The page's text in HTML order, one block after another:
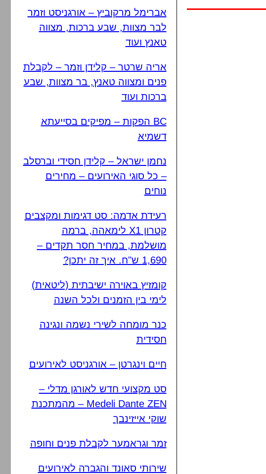
אברימל מרקוביץ – אורגניסט וזמר
לבר מצוות, שבע ברכות, מצווה
טאנץ ועוד
אריה שרטר – קלידן וזמר – לקבלת
פנים ומצווה טאנץ, בר מצוות, שבע
ברכות ועוד
BC הפקות – מפיקים בסייעתא
דשמיא
נחמן ישראל – קלידן חסידי וברסלב
– כל סוגי האירועים – מחירים
נוחים
רעידת אדמה: סט דגימות ומקצבים
קטרון X1 לימאהה, ברמה
מושלמת, במחיר חסר תקדים –
1,690 ש"ח. איך זה יתכן?
קומזיץ באוירה ישיבתית (ליטאית)
לימי בין הזמנים ולכל השנה
כנר מומחה לשירי נשמה ונגינה
חסידית
חיים וינגרטן – אורגניסט לאירועים
סט מקצועי חדש לאורגן מדלי –
Medeli Dante ZEN – מהמתכנת
שוקי אייזינבך
זמר וגראמער לקבלת פנים וחופה
שירותי סאונד והגברה לאירועים